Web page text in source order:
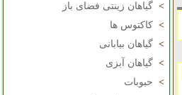
> گیاهان زینتی فضای باز
> کاکتوس ها
> گیاهان بیابانی
> گیاهان آبزی
> حبوبات